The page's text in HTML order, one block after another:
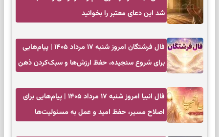
شد این دعای معتبر را بخوانید
فال فرشتگان امروز شنبه ۱۷ مرداد ۱۴۰۵ | پیام‌هایی
برای شروع سنجیده، حفظ ارزش‌ها و سبک‌کردن ذهن
فال انبیا امروز شنبه ۱۷ مرداد ۱۴۰۵ | پیام‌هایی برای
اصلاح مسیر، حفظ امید و عمل به مسئولیت‌ها